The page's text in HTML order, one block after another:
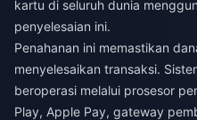
kartu di seluruh dunia
penyelesaian ini.
Penahanan ini memastikan
menyelesaikan transaksi.
beroperasi melalui prosesor
Play, Apple Pay, gateway